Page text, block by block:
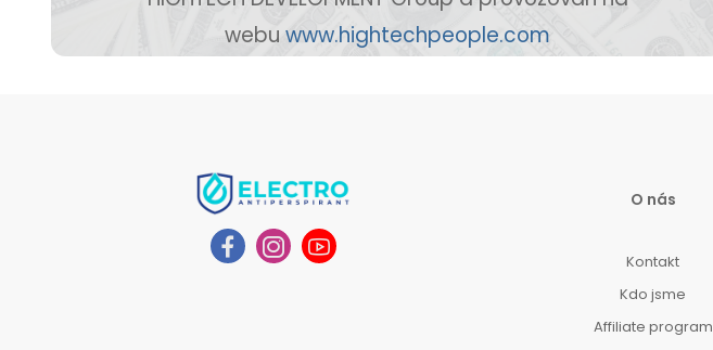
webu www.hightechpeople.com
O nás
Kontakt
Kdo jsme
Affiliate program